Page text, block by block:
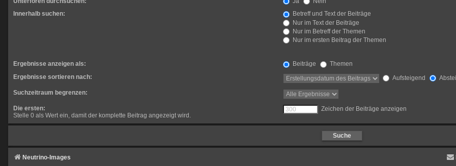
Innerhalb suchen:
Betreff und Text der Beiträge
Nur im Text der Beiträge
Nur im Betreff der Themen
Nur im ersten Beitrag der Themen
Ergebnisse anzeigen als: Beiträge
Themen
Ergebnisse sortieren nach:
Aufsteigend
Suchzeitraum begrenzen:
Die ersten:
Stelle 0 als Wert ein, damit der komplette Beitrag angezeigt wird.
Zeichen der Beiträge anzeigen
Neutrino-Images